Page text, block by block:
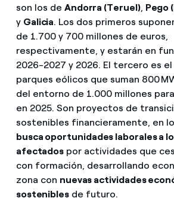
son los de Andorra (Teruel), Pego
y Galicia. Los dos primeros
de 1.700 y 700 millones de euros,
respectivamente, y estarán en
2026-2027 y 2026. El tercero es
parques eólicos que suman 800
del entorno de 1.000 millones
en 2025. Son proyectos de
sostenibles financieramente, en
busca oportunidades laborales a
afectados por actividades que
con formación, desarrollando
zona con nuevas actividades
sostenibles de futuro.